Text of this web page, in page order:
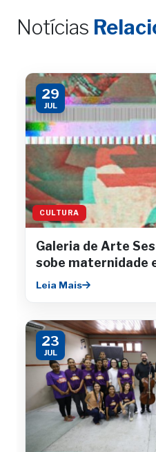
Notícias
29
JUL
CULTURA
Galeria de Arte
sobe maternidade
Leia Mais
23
JUL